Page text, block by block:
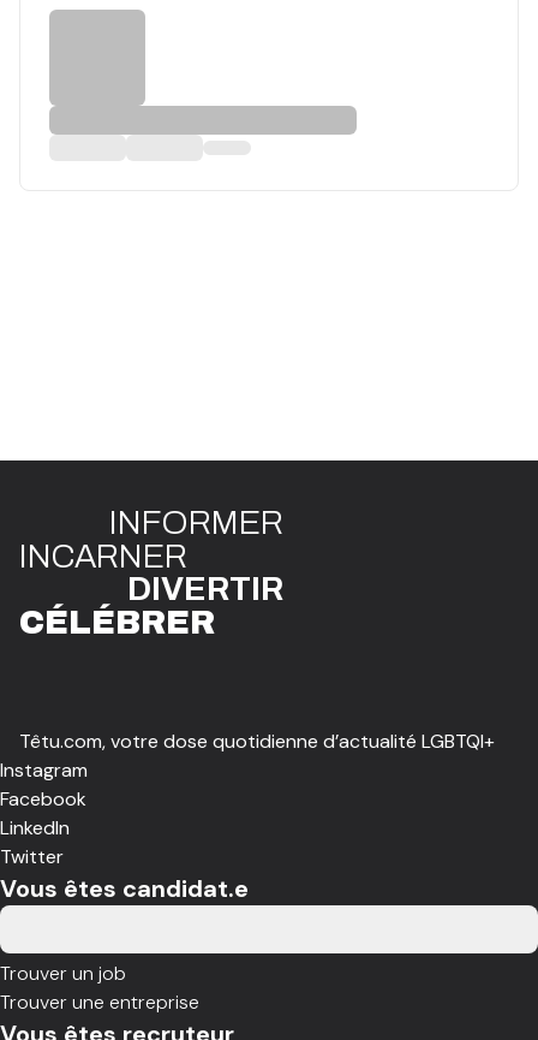
INFORMER
INCARNER
DIVERTIR
CÉLÉBRER
Têtu.com, votre dose quotidienne d’actualité LGBTQI+
Instagram
Facebook
LinkedIn
Twitter
Vous êtes candidat.e
Trouver un job
Trouver une entreprise